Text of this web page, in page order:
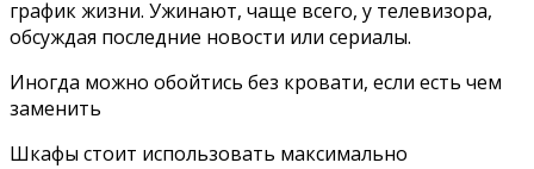
график жизни. Ужинают, чаще всего, у телевизора,
обсуждая последние новости или сериалы.
Иногда можно обойтись без кровати, если есть чем
заменить
Шкафы стоит использовать максимально